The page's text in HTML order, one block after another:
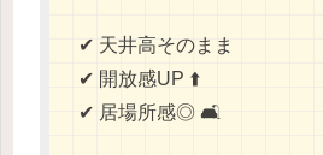
✔ 天井高そのまま
✔ 開放感UP ⬆️
✔ 居場所感◎ 🛋️